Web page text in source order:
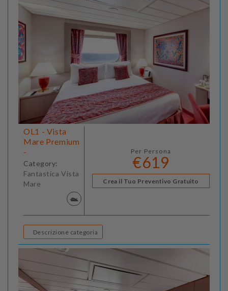
OL1 - Vista
Mare Premium
-
Category:
Fantastica Vista
Mare
Per Persona
€619
Crea il Tuo Preventivo Gratuito
Descrizione categoria